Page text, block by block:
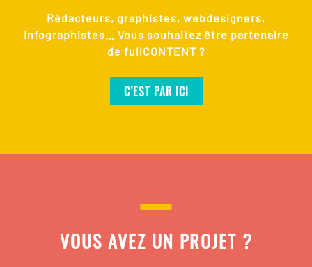
Rédacteurs, graphistes, webdesigners,
infographistes… Vous souhaitez être partenaire
de fullCONTENT ?
C’EST PAR ICI
VOUS AVEZ UN PROJET ?